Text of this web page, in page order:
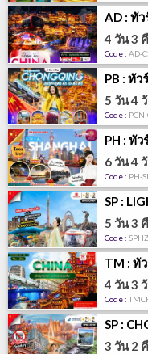
AD : ทัว
4 วัน 3
Code : AD-
PB : ทัว
5 วัน 4
Code :
PH : ทัว
6 วัน 4
Code : PH-
SP :
5 วัน 3
Code :
TM : ทั
4 วัน 3
Code :
SP :
3 วัน 2